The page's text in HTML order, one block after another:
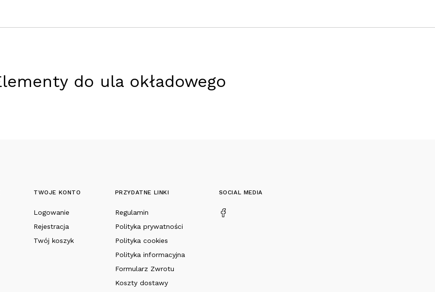
do ula okładowego
TWOJE KONTO
Logowanie
Rejestracja
Twój koszyk
PRZYDATNE LINKI
Regulamin
Polityka prywatności
Polityka cookies
Polityka informacyjna
Formularz Zwrotu
Koszty dostawy
SOCIAL MEDIA